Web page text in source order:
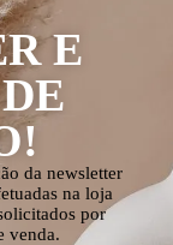
E
da newsletter
na loja
por
venda.